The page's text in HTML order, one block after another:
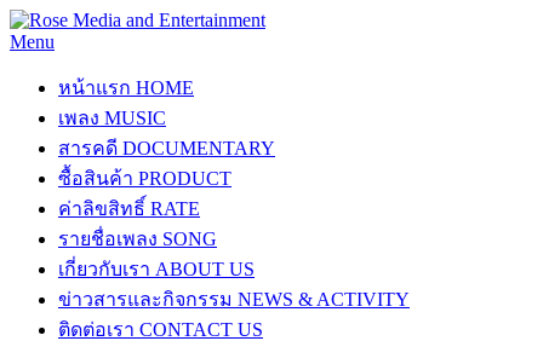
Menu
หน้าแรก HOME
เพลง MUSIC
สารคดี DOCUMENTARY
ซื้อสินค้า PRODUCT
ค่าลิขสิทธิ์ RATE
รายชื่อเพลง SONG
เกี่ยวกับเรา ABOUT US
ข่าวสารและกิจกรรม NEWS & ACTIVITY
ติดต่อเรา CONTACT US